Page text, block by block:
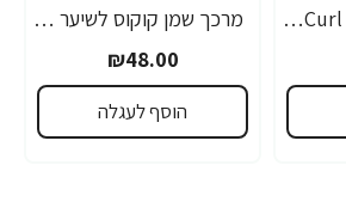
סרינה קיי Curl Control מסכת חמאת שיאה לשיער גלי ומתולתל 500 מ"ל - מבית Saryna Key
מרכך שמן קוקוס לשיער יבש פגום או צבוע ממריץ לחות 400 מ"ל - Palmer's
₪48.00
הוסף לעגלה